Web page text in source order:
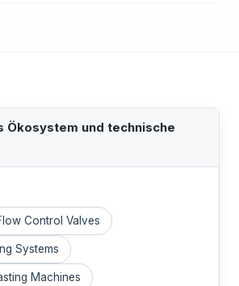
Ökosystem und technische
Control Valves
Systems
Machines